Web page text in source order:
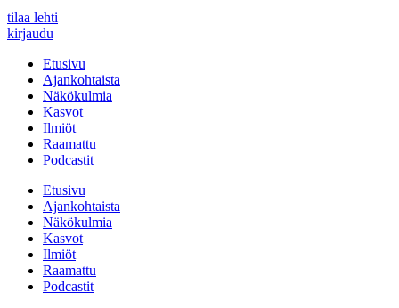
tilaa lehti
kirjaudu
Etusivu
Ajankohtaista
Näkökulmia
Kasvot
Ilmiöt
Raamattu
Podcastit
Etusivu
Ajankohtaista
Näkökulmia
Kasvot
Ilmiöt
Raamattu
Podcastit